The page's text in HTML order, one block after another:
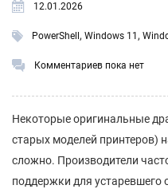
12.01.2026
PowerShell , Windows 11 ,
Комментариев пока нет
Некоторые оригинальные
старых моделей принтеров)
сложно. Производители
поддержки для устаревшего